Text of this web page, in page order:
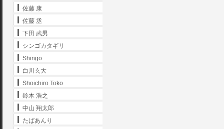
佐藤 康
佐藤 丞
下田 武男
シンゴカタギリ
Shingo
白川玄大
Shoichiro Toko
鈴木 浩之
中山 翔太郎
たばあんり